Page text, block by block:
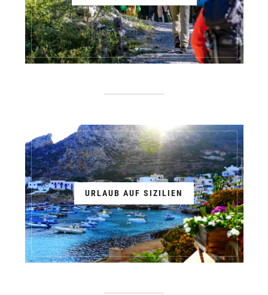
URLAUB AUF SIZILIEN